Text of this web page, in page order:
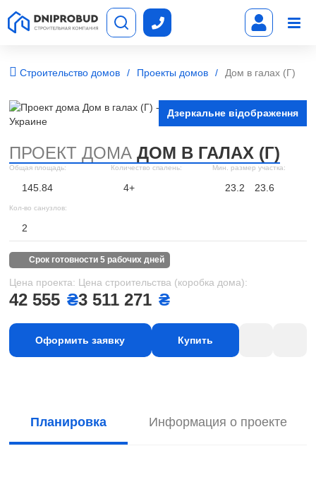
Строительство домов Проекты домов Дом в галах (Г)
Дзеркальне відображення
ПРОЕКТ ДОМА ДОМ В ГАЛАХ (Г)
Общая площадь:
145.84
Количество спалень:
4+
Мин. размер участка:
23.2 23.6
Кол-во санузлов:
2
срок готовности 5 рабочих дней
Цена проекта:
42 555 ₴
Цена строительства (коробка дома):
3 511 271 ₴
Оформить заявку Купить
Планировка Информация о проекте